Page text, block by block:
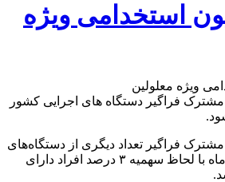
استخدامی ویژه
مشترک فراگیر دستگاه های اجرایی کشور
فراگیر تعداد دیگری از دستگاه‌های
اجرایی کشور از اول آذر ماه با لحاظ سهمیه ۳ درصد افراد دارای